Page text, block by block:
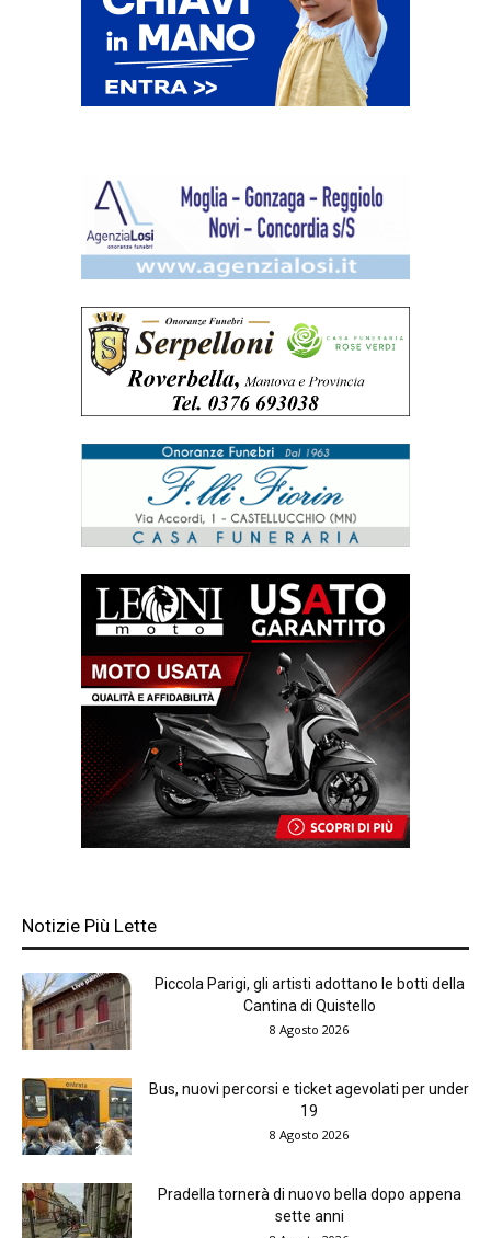
Notizie Più Lette
Piccola Parigi, gli artisti adottano le botti della
Cantina di Quistello
8 Agosto 2026
Bus, nuovi percorsi e ticket agevolati per under
19
8 Agosto 2026
Pradella tornerà di nuovo bella dopo appena
sette anni